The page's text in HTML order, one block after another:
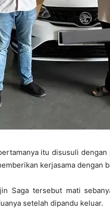
itu disusuli
kerjasama dengan
Saga tersebut mati
setelah dipandu keluar.